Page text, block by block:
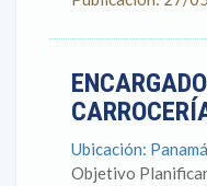
Ubicación:
Objetivo